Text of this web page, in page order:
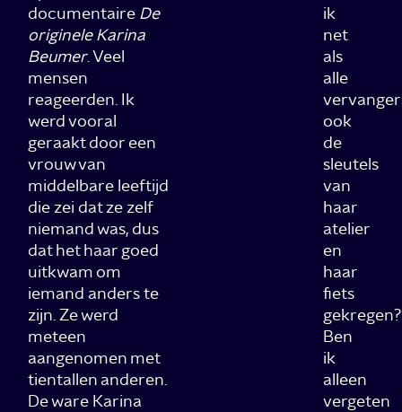
documentaire De
originele Karina
Beumer. Veel
mensen
reageerden. Ik
werd vooral
geraakt door een
vrouw van
middelbare leeftijd
die zei dat ze zelf
niemand was, dus
dat het haar goed
uitkwam om
iemand anders te
zijn. Ze werd
meteen
aangenomen met
tientallen anderen.
De ware Karina
ik
net
als
alle
ook
de
sleutels
van
haar
atelier
en
haar
fiets
gekregen?
Ben
ik
alleen
vergeten